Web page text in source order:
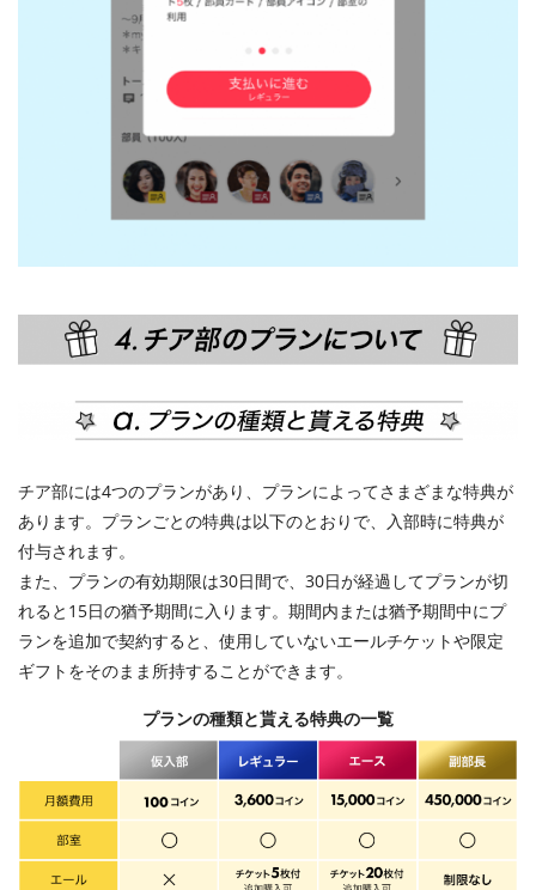
チア部には4つのプランがあり、プランによってさまざまな特典が
あります。プランごとの特典は以下のとおりで、入部時に特典が
付与されます。
また、プランの有効期限は30日間で、30日が経過してプランが切
れると15日の猶予期間に入ります。期間内または猶予期間中にプ
ランを追加で契約すると、使用していないエールチケットや限定
ギフトをそのまま所持することができます。
プランの種類と貰える特典の一覧